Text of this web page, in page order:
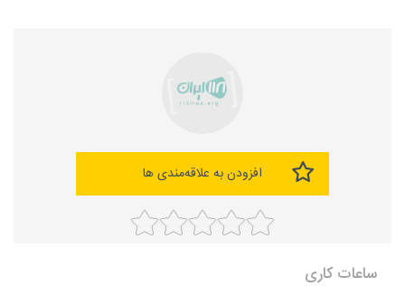
افزودن به علاقه‌مندی ها
ساعات کاری